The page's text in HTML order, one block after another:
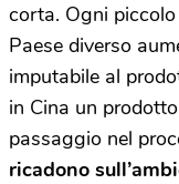
corta. Ogni
Paese diverso
imputabile al
in Cina un
passaggio nel
ricadono